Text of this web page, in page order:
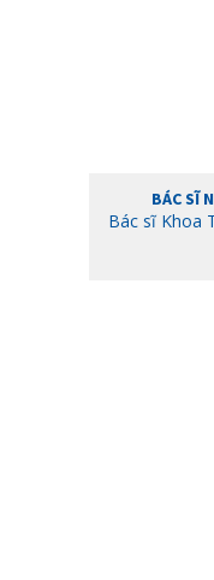
BÁC SĨ
Bác sĩ Khoa